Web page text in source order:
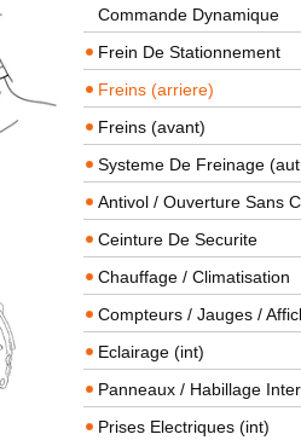
Commande Dynamique
Frein De Stationnement
Freins (arriere)
Freins (avant)
Systeme De Freinage
Antivol / Ouverture Sans
Ceinture De Securite
Chauffage / Climatisation
Compteurs / Jauges /
Eclairage (int)
Panneaux / Habillage
Prises Electriques (int)